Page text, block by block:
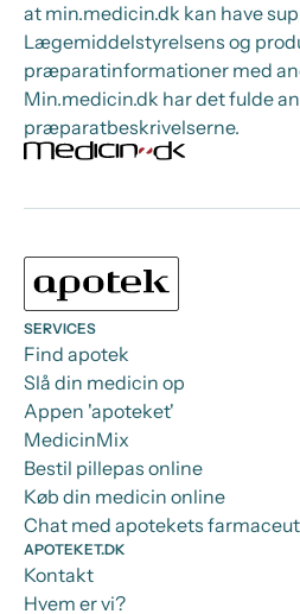
at min.medicin.dk kan have
Lægemiddelstyrelsens og
præparatinformationer med
Min.medicin.dk har det fulde
præparatbeskrivelserne.
SERVICES
Find apotek
Slå din medicin op
Appen 'apoteket'
MedicinMix
Bestil pillepas online
Køb din medicin online
Chat med apotekets
APOTEKET.DK
Kontakt
Hvem er vi?